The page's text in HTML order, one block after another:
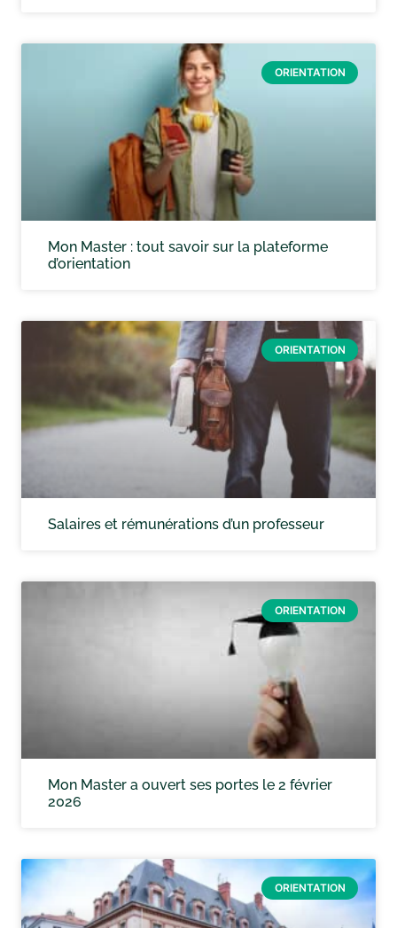
ORIENTATION
Mon Master : tout savoir sur la plateforme
d’orientation
ORIENTATION
Salaires et rémunérations d’un professeur
ORIENTATION
Mon Master a ouvert ses portes le 2 février
2026
ORIENTATION